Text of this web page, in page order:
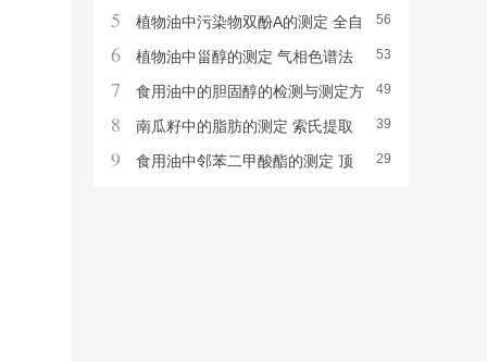
酸的测定 气相色谱法 GC-4200气相色谱
仪
56
5
植物油中污染物双酚A的测定 全自
动凝胶净化系统-液相色谱
53
6
植物油中甾醇的测定 气相色谱法
GC-4200气相色谱仪
49
7
食用油中的胆固醇的检测与测定方
案 凝胶色谱-高效液相色谱法
39
8
南瓜籽中的脂肪的测定 索氏提取
仪依据GB 5009.6-2016
29
9
食用油中邻苯二甲酸酯的测定 顶